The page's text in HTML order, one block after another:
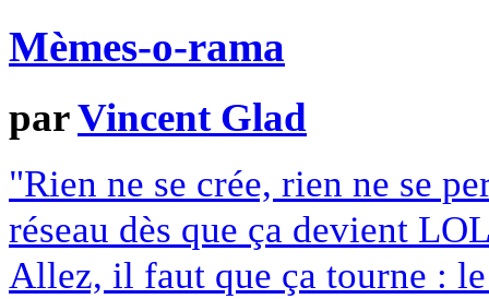
Mèmes-o-rama
parVincent Glad
"Rien ne se crée, rien ne se
réseau dès que ça devient
Allez, il faut que ça tourne :